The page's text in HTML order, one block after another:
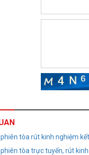
tòa rút kinh nghiệm
tòa trực tuyến, rút